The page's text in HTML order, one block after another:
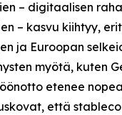
– digitaalisen
– kasvu kiihtyy,
ja Euroopan
myötä, kuten
etenee
että